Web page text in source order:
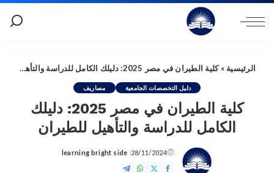
الرئيسية »كلية الطيران في مصر 2025: دليلك الكامل للدراسة والتأهيل للطيران
دليل التخصصات الجامعية مصاريف
كلية الطيران في مصر 2025: دليلك
الكامل للدراسة والتأهيل للطيران
28/11/2024
Posted
by
learning bright side